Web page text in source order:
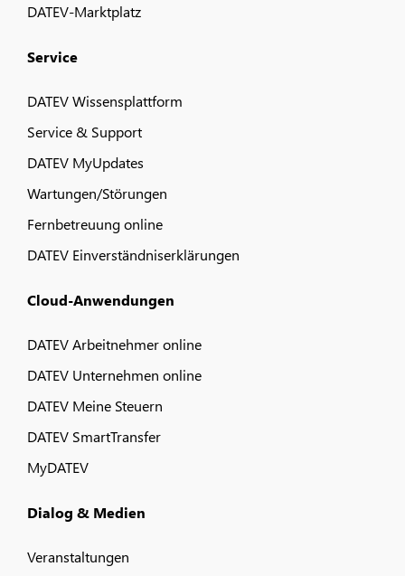
DATEV-Marktplatz
Service
DATEV Wissensplattform
Service & Support
DATEV MyUpdates
Wartungen/Störungen
Fernbetreuung online
DATEV Einverständniserklärungen
Cloud-Anwendungen
DATEV Arbeitnehmer online
DATEV Unternehmen online
DATEV Meine Steuern
DATEV SmartTransfer
MyDATEV
Dialog & Medien
Veranstaltungen